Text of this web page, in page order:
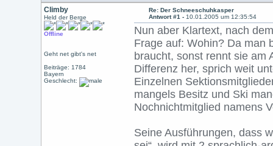
Climby
Held der Berge
Offline
Geht net gibt's net
Beiträge: 1784
Bayern
Geschlecht:
Re: Der Schneeschuhkasper
Antwort #1 - 10.01.2005 um 12:35:54
Nun aber Klartext, nach
Frage auf: Wohin? Da man
braucht, sonst rennt sie am
Differenz her, sprich weit
Einzelnen
mangels Besitz und Ski
Nochnichtmitglied namens
Seine Ausführungen, dass